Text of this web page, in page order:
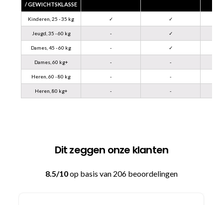
/ GEWICHTSKLASSE
Kinderen, 25 - 35 kg ✓ ✓
Jeugd, 35 - 60 kg - ✓
Dames, 45 - 60 kg - ✓
Dames, 60 kg+ - -
Heren, 60 - 80 kg - -
Heren, 80 kg+ - -
Dit zeggen onze klanten
8.5/10op basis van 206 beoordelingen